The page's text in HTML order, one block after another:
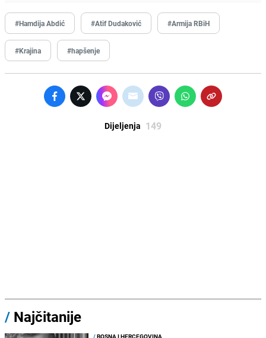
#Hamdija Abdić #Atif Dudaković #Armija RBiH
#Krajina #hapšenje
Dijeljenja 149
/ Najčitanije
/BOSNA I HERCEGOVINA